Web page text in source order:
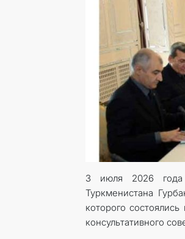
3 июля 2026 года
Туркменистана
которого
консультативного